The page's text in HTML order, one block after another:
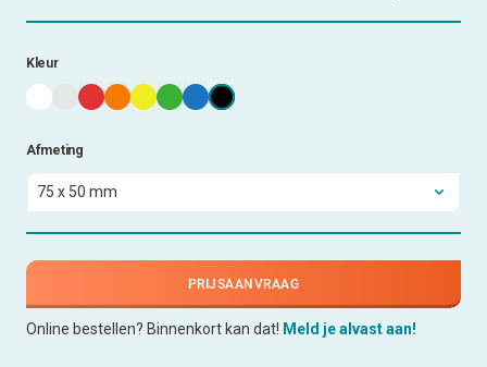
Kleur
Afmeting
PRIJSAANVRAAG
Online bestellen? Binnenkort kan dat! Meld je alvast aan!